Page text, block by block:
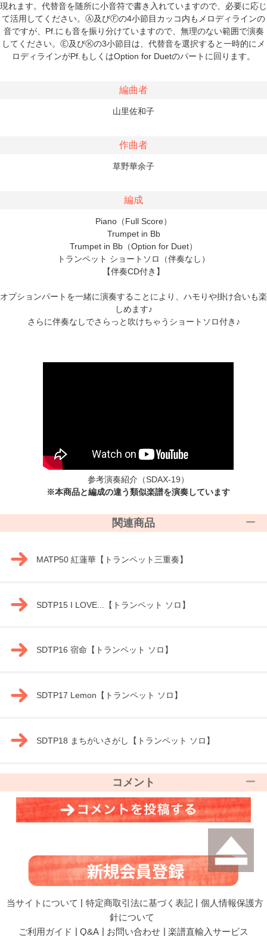
現れます。代替音を随所に小音符で書き入れていますので、必要に応じ
て活用してください。Ⓐ及びⒻの4小節目カッコ内もメロディラインの
音ですが、Pf.にも音を振り分けていますので、無理のない範囲で演奏
してください。Ⓔ及びⓀの3小節目は、代替音を選択すると一時的にメ
ロディラインがPf.もしくはOption for Duetのパートに回ります。
編曲者
山里佐和子
作曲者
草野華余子
編成
Piano（Full Score）
Trumpet in Bb
Trumpet in Bb（Option for Duet）
トランペット ショートソロ（伴奏なし）
【伴奏CD付き】
オプションパートを一緒に演奏することにより、ハモりや掛け合いも楽
しめます♪
さらに伴奏なしでさらっと吹けちゃうショートソロ付き♪
参考演奏紹介 （SDAX-19）
※本商品と編成の違う類似楽譜を演奏しています
関連商品
MATP50 紅蓮華【トランペット三重奏】
SDTP15 I LOVE...【トランペット ソロ】
SDTP16 宿命【トランペット ソロ】
SDTP17 Lemon【トランペット ソロ】
SDTP18 まちがいさがし【トランペット ソロ】
コメント
当サイトについて | 特定商取引法に基づく表記 | 個人情報保護方
針について
ご利用ガイド | Q&A | お問い合わせ | 楽譜直輸入サービス